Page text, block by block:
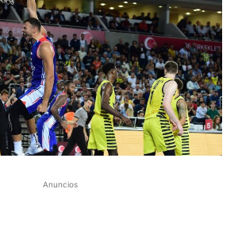
Anuncios